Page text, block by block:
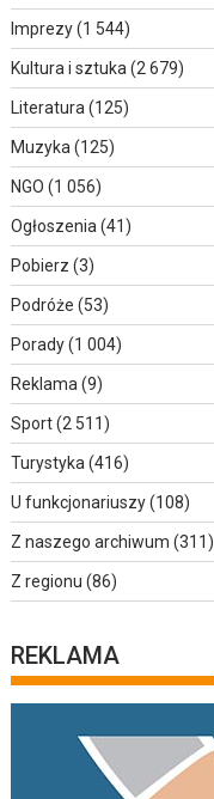
Imprezy(1 544)
Kultura i sztuka (2 679)
Literatura (125)
Muzyka (125)
NGO (1 056)
Ogłoszenia (41)
Pobierz (3)
Podróże (53)
Porady(1 004)
Reklama (9)
Sport(2 511)
Turystyka (416)
U funkcjonariuszy(108)
Z naszego archiwum (311)
Z regionu (86)
REKLAMA